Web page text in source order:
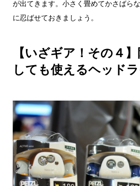
が出てきます。小さく畳めてかさばら
に忍ばせておきましょう。
【いざギア！その４
しても使えるヘッド